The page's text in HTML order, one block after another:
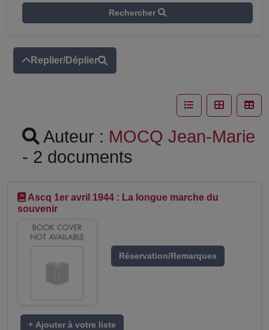
Rechercher
Replier/Déplier
Auteur : MOCQ Jean-Marie
- 2 documents
Ascq 1er avril 1944 : La longue marche du
souvenir
Réservation/Remarques
+ Ajouter à votre liste